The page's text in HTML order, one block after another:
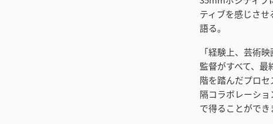
ティブを感じさ
語る。
「経験上、芸術
監督がすべて、
階を踏んだプロ
隔コラボレーシ
で得ることができ